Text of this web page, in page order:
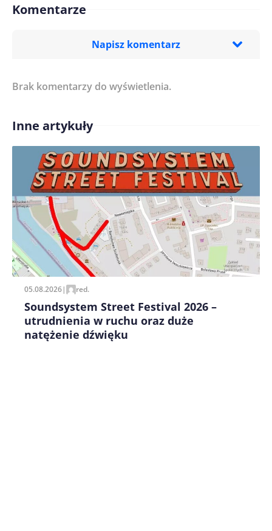
Komentarze
Napisz komentarz
Treść komentarza*
Imię/ Nick*
Zapamiętaj moje dane w tej przeglądarce podczas
pisania kolejnych komentarzy.
Brak komentarzy do wyświetlenia.
Inne artykuły
05.08.2026| red.
Soundsystem Street Festival 2026 –
utrudnienia w ruchu oraz duże
natężenie dźwięku